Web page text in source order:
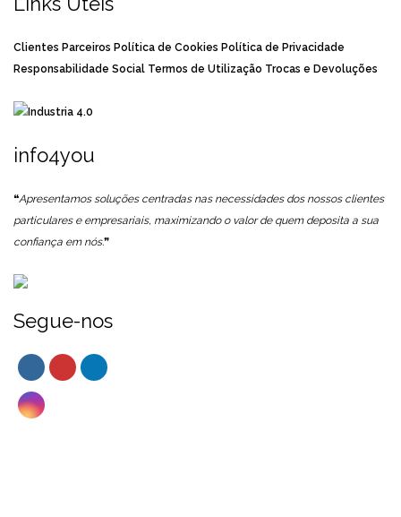
Clientes Parceiros Política de Cookies Política de Privacidade
Responsabilidade Social Termos de Utilização Trocas e Devoluções
info4you
❝Apresentamos soluções centradas nas necessidades dos nossos clientes
particulares e empresariais, maximizando o valor de quem deposita a sua
confiança em nós.❞
Segue-nos